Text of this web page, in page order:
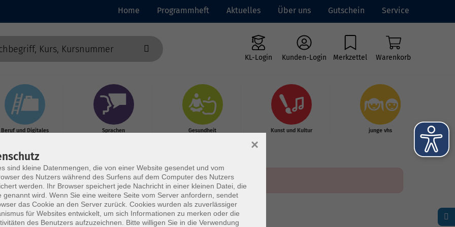
Home Programmheft Aktuelles Über uns Gutschein Service
KL-Login Kunden-Login Merkzettel Warenkorb
Beruf und Digitales Sprachen Gesundheit Kunst und Kultur junge vhs
sind kleine Datenmengen, die von einer Website gesendet und vom
des Nutzers während des Surfens auf dem Computer des Nutzers
werden. Ihr Browser speichert jede Nachricht in einer kleinen Datei, die
genannt wird. Wenn Sie eine weitere Seite vom Server anfordern, sendet
das Cookie an den Server zurück. Cookies wurden als zuverlässiger
für Websites entwickelt, um sich Informationen zu merken oder die
des Benutzers aufzuzeichnen. Bitte willigen Sie in die Verwendung
×